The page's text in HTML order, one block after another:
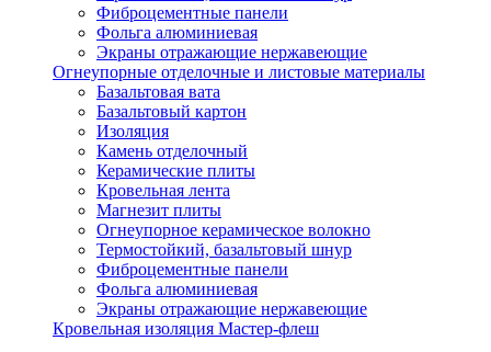
Фиброцементные панели
Фольга алюминиевая
Экраны отражающие нержавеющие
Огнеупорные отделочные и листовые материалы
Базальтовая вата
Базальтовый картон
Изоляция
Камень отделочный
Керамические плиты
Кровельная лента
Магнезит плиты
Огнеупорное керамическое волокно
Термостойкий, базальтовый шнур
Фиброцементные панели
Фольга алюминиевая
Экраны отражающие нержавеющие
Кровельная изоляция Мастер-флеш